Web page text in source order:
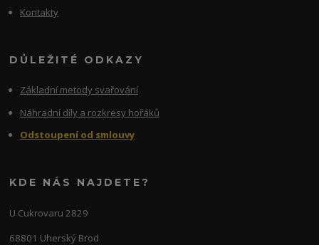
Kontakty
DŮLEŽITÉ ODKAZY
Základní metody svařování
Náhradní díly a rozkresy hořáků
Odstoupení od smlouvy
KDE NÁS NAJDETE?
U Cukrovaru 2829
68801 Uherský Brod